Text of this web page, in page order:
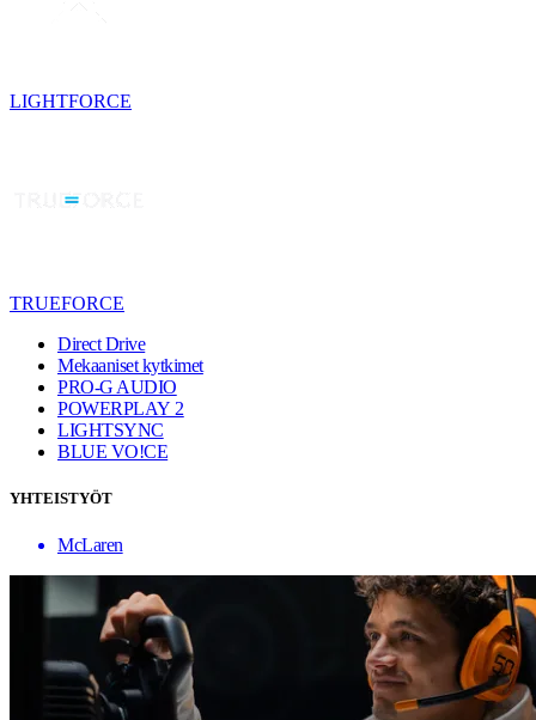
LIGHTFORCE
TRUEFORCE
Direct Drive
Mekaaniset kytkimet
PRO-G AUDIO
POWERPLAY 2
LIGHTSYNC
BLUE VO!CE
YHTEISTYÖT
McLaren